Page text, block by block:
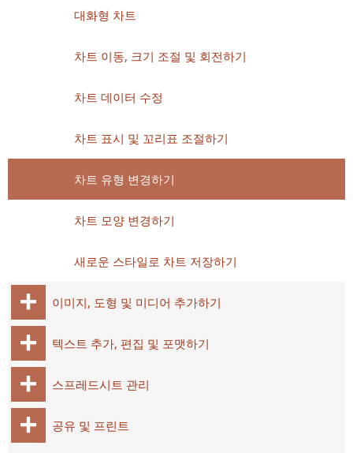
대화형 차트
차트 이동, 크기 조절 및 회전하기
차트 데이터 수정
차트 표시 및 꼬리표 조절하기
차트 유형 변경하기
차트 모양 변경하기
새로운 스타일로 차트 저장하기
이미지, 도형 및 미디어 추가하기
텍스트 추가, 편집 및 포맷하기
스프레드시트 관리
공유 및 프린트